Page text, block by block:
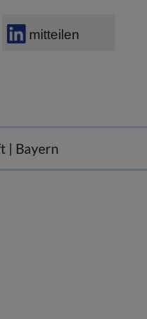
mitteilen
| Bayern